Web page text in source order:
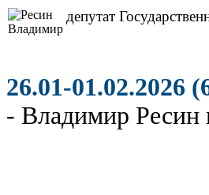
депутат
26.01-01.02.2026
- Владимир Ресин